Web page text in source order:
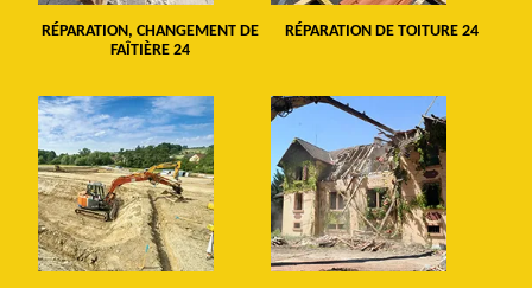
RÉPARATION, CHANGEMENT DE
FAÎTIÈRE 24
RÉPARATION DE TOITURE 24